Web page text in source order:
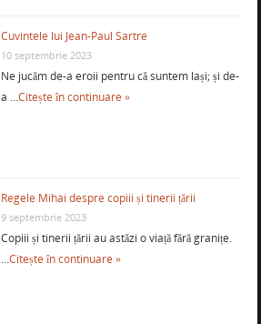
Cuvintele lui Jean-Paul Sartre
10 septembrie 2023
Ne jucăm de-a eroii pentru că suntem lași; și de-
a …Citește în continuare »
Regele Mihai despre copiii și tinerii țării
9 septembrie 2023
Copiii și tinerii țării au astăzi o viață fără granițe.
…Citește în continuare »